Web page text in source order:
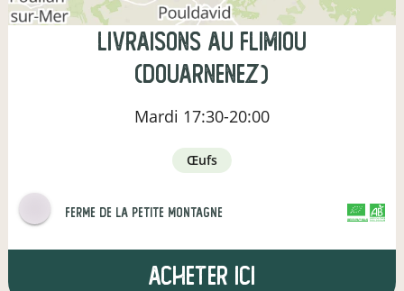
Livraisons au Flimiou
(Douarnenez)
Mardi 17:30-20:00
œufs
ferme de la petite montagne CERTIFIÉ PAR FR-BIO-01
AGRICULTURE FRANCE
Acheter ici